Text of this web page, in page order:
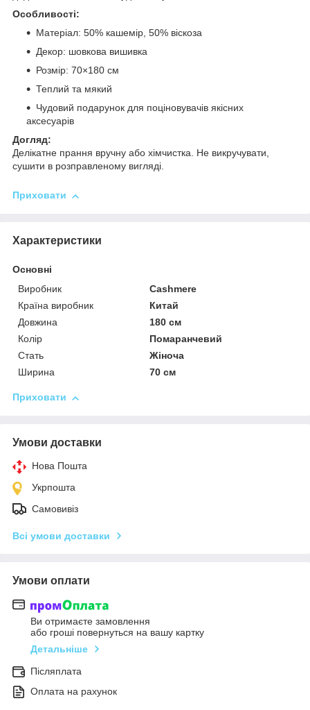
Особливості:
Матеріал: 50% кашемір, 50% віскоза
Декор: шовкова вишивка
Розмір: 70×180 см
Теплий та мякий
Чудовий подарунок для поціновувачів якісних
аксесуарів
Догляд:
Делікатне прання вручну або хімчистка. Не викручувати,
сушити в розправленому вигляді.
Приховати
Характеристики
Основні
Виробник
Cashmere
Країна виробник
Китай
Довжина
180 см
Колір
Помаранчевий
Стать
Жіноча
Ширина
70 см
Приховати
Умови доставки
Нова Пошта
Укрпошта
Самовивіз
Всі умови доставки
Умови оплати
Ви отримаєте замовлення
або гроші повернуться на вашу картку
Детальніше
Післяплата
Оплата на рахунок